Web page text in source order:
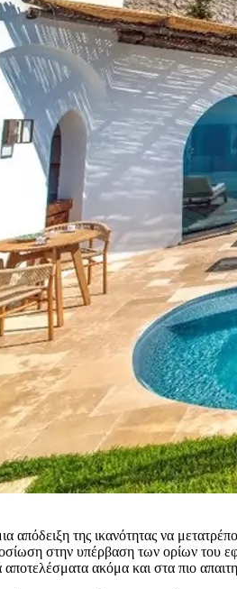
απόδειξη της ικανότητας να
στην υπέρβαση των ορίων του
ακόμα και στα πιο